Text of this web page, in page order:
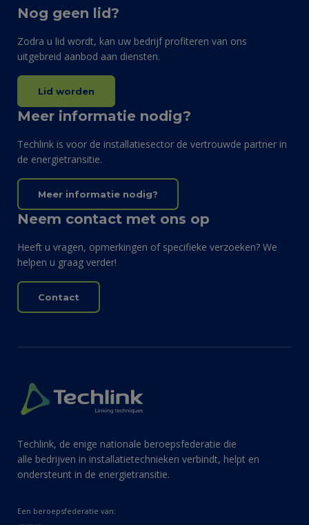
Nog geen lid?
Zodra u lid wordt, kan uw bedrijf profiteren van ons
uitgebreid aanbod aan diensten.
Lid worden
Meer informatie nodig?
Techlink is voor de installatiesector de vertrouwde partner in
de energietransitie.
Meer informatie nodig?
Neem contact met ons op
Heeft u vragen, opmerkingen of specifieke verzoeken? We
helpen u graag verder!
Contact
Techlink, de enige nationale beroepsfederatie die
alle bedrijven in installatietechnieken verbindt, helpt en
ondersteunt in de energietransitie.
Een beroepsfederatie van: